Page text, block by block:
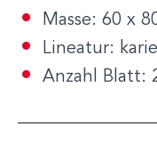
Masse: 60 x
Lineatur:
Anzahl Blatt: